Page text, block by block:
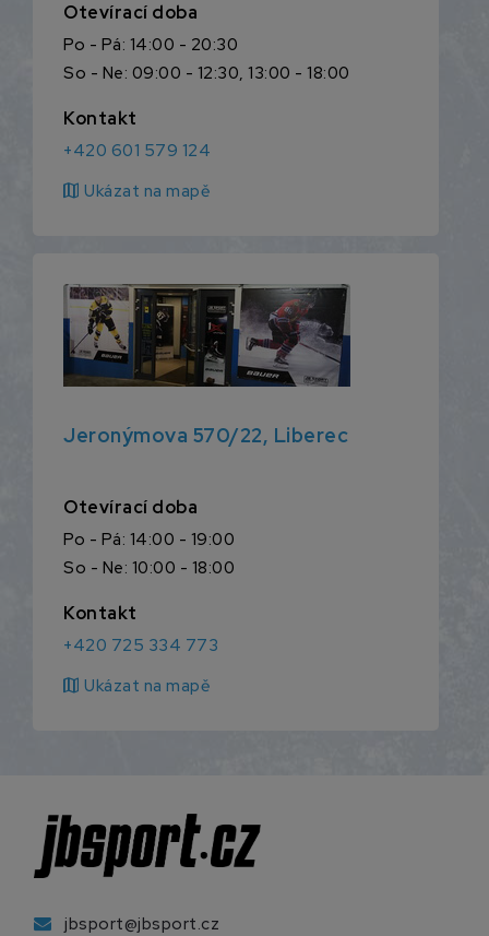
Otevírací doba
Po - Pá: 14:00 - 20:30
So - Ne: 09:00 - 12:30, 13:00 - 18:00
Kontakt
+420 601 579 124
map Ukázat na mapě
Jeronýmova 570/22, Liberec
Otevírací doba
Po - Pá: 14:00 - 19:00
So - Ne: 10:00 - 18:00
Kontakt
+420 725 334 773
map Ukázat na mapě
jbsport@jbsport.cz